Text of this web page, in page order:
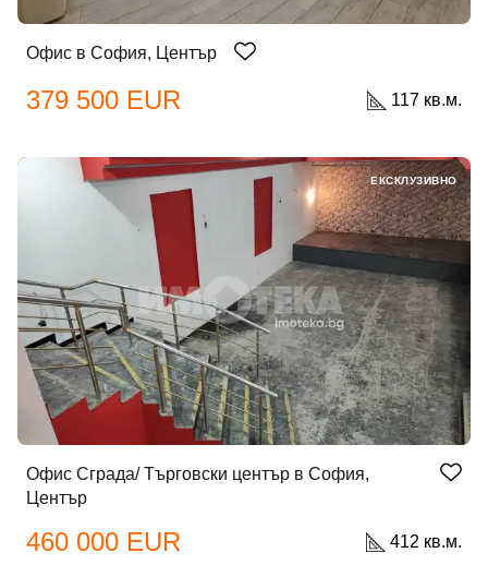
Офис в София, Център
379 500 EUR 117 кв.м.
Офис Сграда/ Търговски център в София,
Център
460 000 EUR 412 кв.м.
ЕКСКЛУЗИВНО